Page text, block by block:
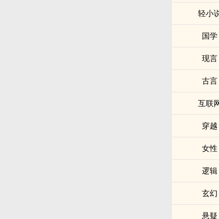
轻小
国学
现言
古言
互联
穿越
女性
逻辑
玄幻
悬疑